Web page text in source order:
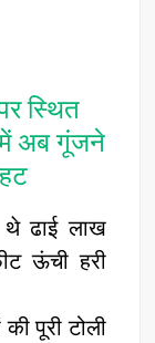
स्थित
में अब गूंजने
थे ढाई लाख
ऊंची हरी
पूरी टोली